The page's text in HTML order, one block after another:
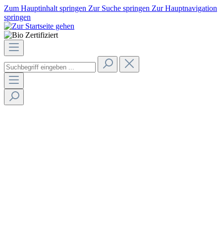
Zum Hauptinhalt springen Zur Suche springen Zur Hauptnavigation
springen